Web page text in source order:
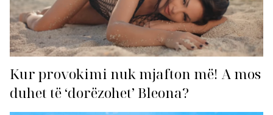
Kur provokimi nuk mjafton më! A mos
duhet të ‘dorëzohet’ Bleona?